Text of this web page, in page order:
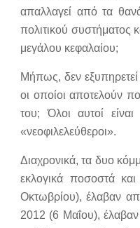
απαλλαγεί από τα
πολιτικού συστήματος
μεγάλου κεφαλαίου;
Μήπως, δεν
οι οποίοι αποτελούν
του; Όλοι αυτοί
«νεοφιλελεύθεροι».
Διαχρονικά, τα δυο
εκλογικά ποσοστά
Οκτωβρίου), έλαβαν
2012 (6 Μαΐου),